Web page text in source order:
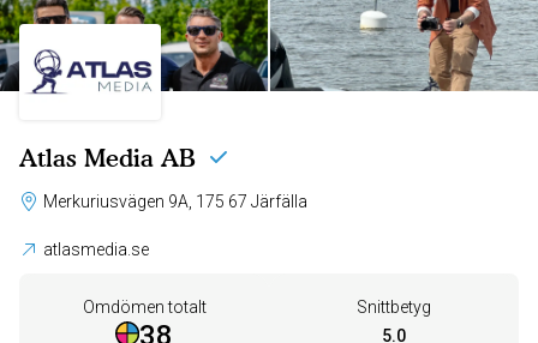
Atlas Media AB
Merkuriusvägen 9A, 175 67 Järfälla
atlasmedia.se
Omdömen totalt
38
Snittbetyg
5.0